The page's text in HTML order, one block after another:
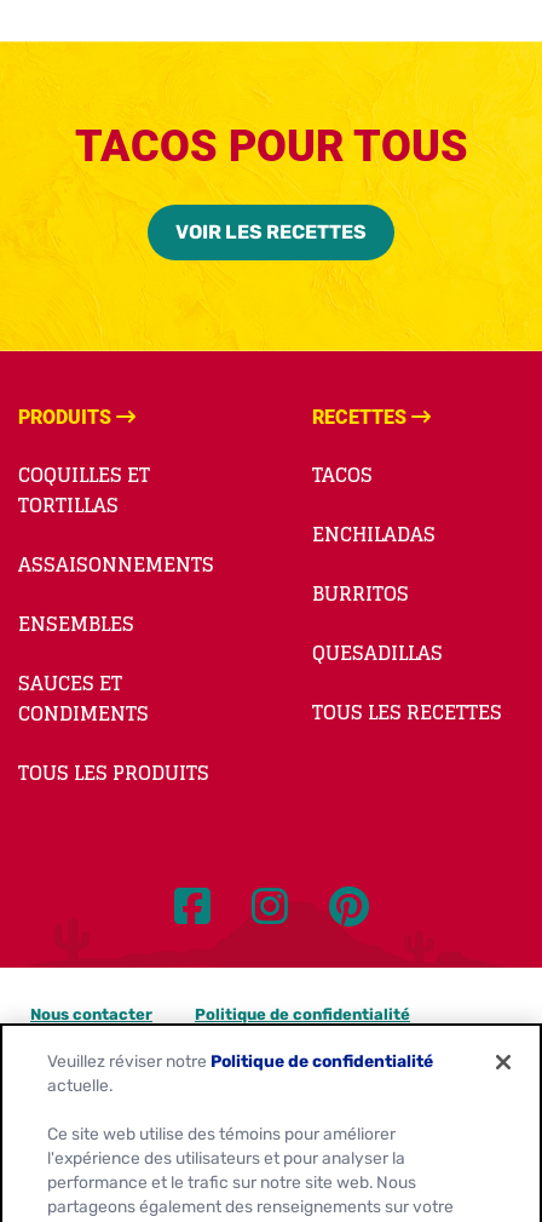
TACOS POUR TOUS
VOIR LES RECETTES
PRODUITS
COQUILLES ET
TORTILLAS
ASSAISONNEMENTS
ENSEMBLES
SAUCES ET
CONDIMENTS
TOUS LES PRODUITS
RECETTES
TACOS
ENCHILADAS
BURRITOS
QUESADILLAS
TOUS LES RECETTES
Nous contacter Politique de confidentialité
Avis sur les témoins
Demandes de confidentialité des données
Veuillez réviser notre Politique de confidentialité
actuelle.
Ce site web utilise des témoins pour améliorer
l'expérience des utilisateurs et pour analyser la
performance et le trafic sur notre site web. Nous
partageons également des renseignements sur votre